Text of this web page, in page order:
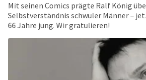
Mit seinen Comics prägte Ralf König
Selbstverständnis schwuler Männer –
66 Jahre jung. Wir gratulieren!